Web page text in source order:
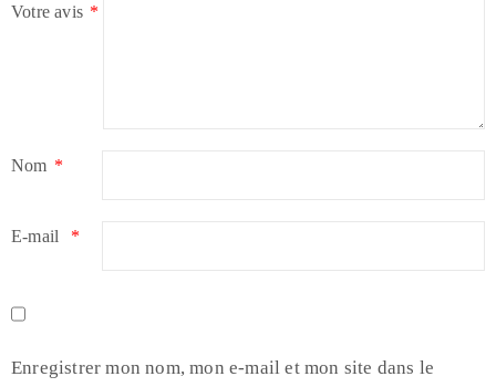
Votre avis *
Nom *
E-mail *
Enregistrer mon nom, mon e-mail et mon site dans le